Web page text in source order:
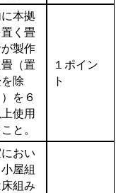
本拠
く畳
製作
畳（置
除
を６
使用
と。
１ポイン
ト
おい
屋組
組み